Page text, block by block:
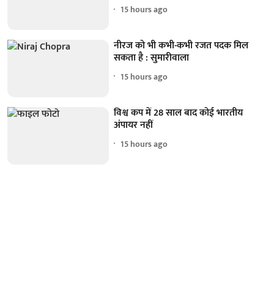
15 hours ago
नीरज को भी कभी-कभी रजत पदक मिल
सकता है : सुमारीवाला
15 hours ago
विश्व कप में 28 साल बाद कोई भारतीय
अंपायर नहीं
15 hours ago